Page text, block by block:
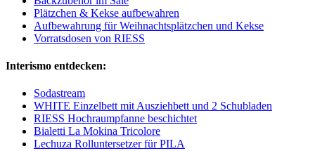
Plätzchen & Kekse aufbewahren
Aufbewahrung für Weihnachtsplätzchen und Kekse
Vorratsdosen von RIESS
Interismo entdecken:
Sodastream
WHITE Einzelbett mit Ausziehbett und 2 Schubladen
RIESS Hochraumpfanne beschichtet
Bialetti La Mokina Tricolore
Lechuza Rolluntersetzer für PILA